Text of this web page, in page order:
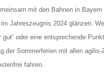
mit den Bahnen in
Jahreszeugnis 2024 glänzen.
gut“ oder eine entsprechende
der Sommerferien mit allen agilis-
fahren.